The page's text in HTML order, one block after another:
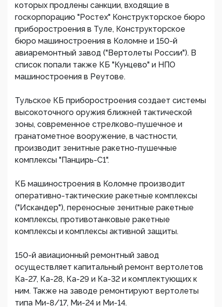
которых продлены санкции, входящие в
госкорпорацию "Ростех" Конструкторское бюро
приборостроения в Туле, Конструкторское
бюро машиностроения в Коломне и 150-й
авиаремонтный завод ("Вертолеты России"). В
список попали также КБ "Кунцево" и НПО
машиностроения в Реутове.
Тульское КБ приборостроения создает системы
высокоточного оружия ближней тактической
зоны, современное стрелково-пушечное и
гранатометное вооружение, в частности,
производит зенитные ракетно-пушечные
комплексы "Панцирь-С1".
КБ машиностроения в Коломне производит
оперативно-тактические ракетные комплексы
("Искандер"), переносные зенитные ракетные
комплексы, противотанковые ракетные
комплексы и комплексы активной защиты.
150-й авиационный ремонтный завод
осуществляет капитальный ремонт вертолетов
Ка-27, Ка-28, Ка-29 и Ка-32 и комплектующих к
ним. Также на заводе ремонтируют вертолеты
типа Ми-8/17, Ми-24 и Ми-14.